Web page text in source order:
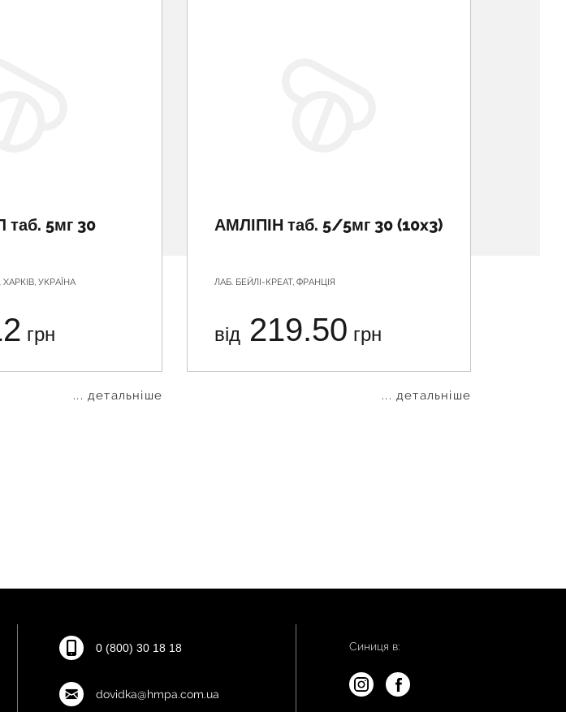
5мг 30
УКРАЇНА
грн
... детальніше
АМЛІПІН таб. 5/5мг 30 (10x3)
ЛАБ. БЕЙЛІ-КРЕАТ, ФРАНЦІЯ
від 219.50 грн
... детальніше
0 (800) 30 18 18
dovidka@hmpa.com.ua
Синиця в: